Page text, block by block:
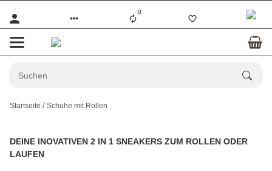
0
Startseite Schuhe mit Rollen
DEINE INOVATIVEN 2 IN 1 SNEAKERS ZUM ROLLEN ODER
LAUFEN